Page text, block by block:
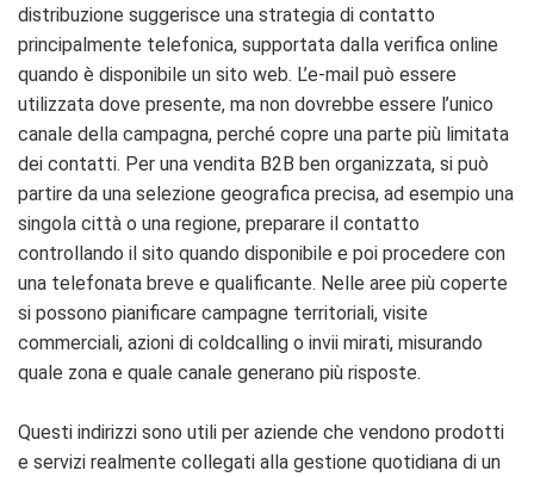
distribuzione suggerisce una strategia di contatto
principalmente telefonica, supportata dalla verifica online
quando è disponibile un sito web. L’e-mail può essere
utilizzata dove presente, ma non dovrebbe essere l’unico
canale della campagna, perché copre una parte più limitata
dei contatti. Per una vendita B2B ben organizzata, si può
partire da una selezione geografica precisa, ad esempio una
singola città o una regione, preparare il contatto
controllando il sito quando disponibile e poi procedere con
una telefonata breve e qualificante. Nelle aree più coperte
si possono pianificare campagne territoriali, visite
commerciali, azioni di coldcalling o invii mirati, misurando
quale zona e quale canale generano più risposte.
Questi indirizzi sono utili per aziende che vendono prodotti
e servizi realmente collegati alla gestione quotidiana di un